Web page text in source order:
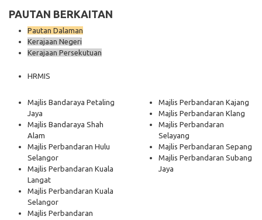
PAUTAN BERKAITAN
Pautan Dalaman
Kerajaan Negeri
Kerajaan Persekutuan
HRMIS
Majlis Bandaraya Petaling
Jaya
Majlis Bandaraya Shah
Alam
Majlis Perbandaran Hulu
Selangor
Majlis Perbandaran Kuala
Langat
Majlis Perbandaran Kuala
Selangor
Majlis Perbandaran
Majlis Perbandaran Kajang
Majlis Perbandaran Klang
Majlis Perbandaran
Selayang
Majlis Perbandaran Sepang
Majlis Perbandaran Subang
Jaya